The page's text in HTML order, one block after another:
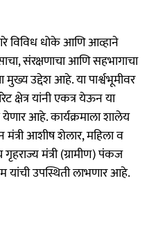
विविध धोके आणि आव्हाने
संरक्षणाचा आणि सहभागाचा
उद्देश आहे. या पार्श्वभूमीवर
क्षेत्र यांनी एकत्र येऊन या
आहे. कार्यक्रमाला शालेय
मंत्री आशीष शेलार, महिला व
मंत्री (ग्रामीण) पंकज
यांची उपस्थिती लाभणार आहे.